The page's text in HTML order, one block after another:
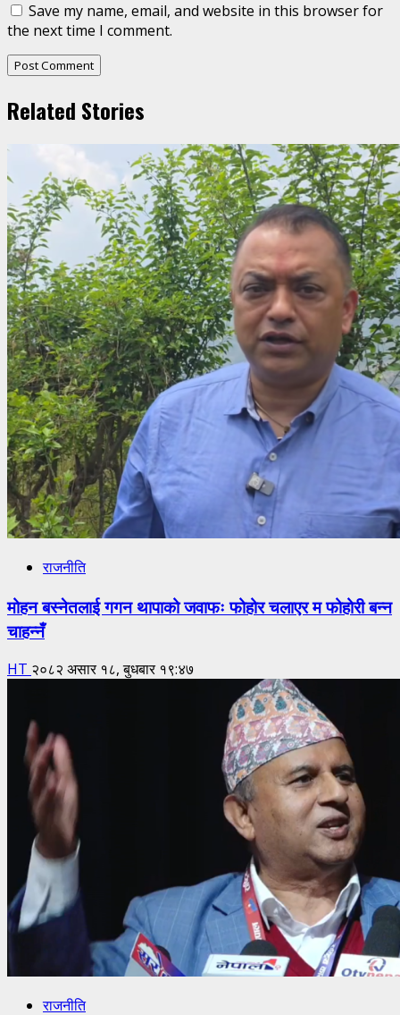
Save my name, email, and website in this browser for
the next time I comment.
Related Stories
राजनीति
मोहन बस्नेतलाई गगन थापाको जवाफः फोहोर चलाएर म फोहोरी बन्न
चाहन्नँ
HT २०८२ असार १८, बुधबार १९:४७
राजनीति